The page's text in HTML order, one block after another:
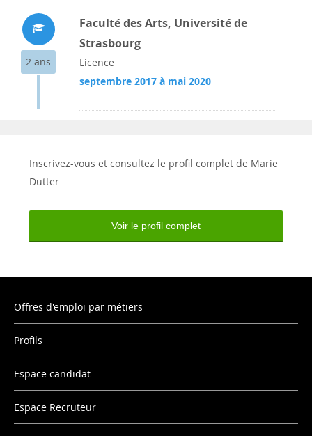
2 ans
Faculté des Arts, Université de
Strasbourg
Licence
septembre 2017 à mai 2020
Inscrivez-vous et consultez le profil complet de Marie
Dutter
Voir le profil complet
Offres d'emploi par métiers
Profils
Espace candidat
Espace Recruteur